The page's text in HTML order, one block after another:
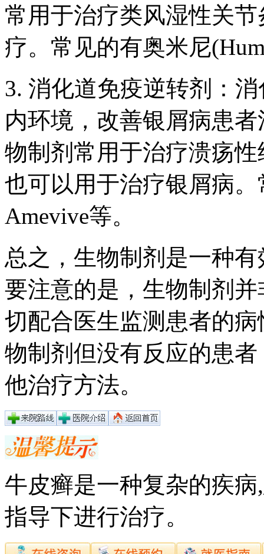
常用于治疗类风湿性关
疗。常见的有奥米尼
3. 消化道免疫逆转剂：
内环境，改善银屑病患
物制剂常用于治疗溃疡
也可以用于治疗银屑病
Amevive等。
总之，生物制剂是一种
要注意的是，生物制剂
切配合医生监测患者的
物制剂但没有反应的患
他治疗方法。
牛皮癣是一种复杂的疾
指导下进行治疗。